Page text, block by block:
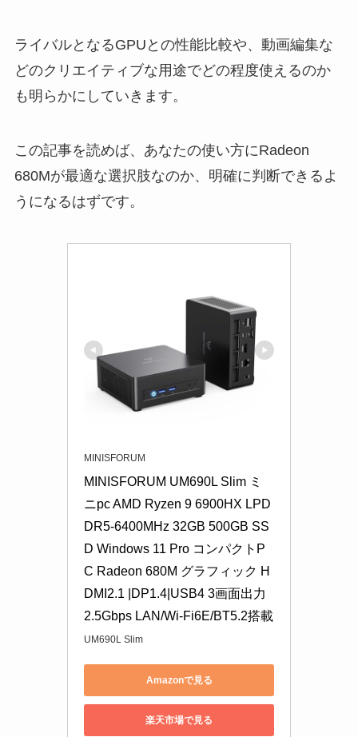
ライバルとなるGPUとの性能比較や、動画編集な
どのクリエイティブな用途でどの程度使えるのか
も明らかにしていきます。
この記事を読めば、あなたの使い方にRadeon
680Mが最適な選択肢なのか、明確に判断できるよ
うになるはずです。
MINISFORUM
MINISFORUM UM690L Slim ミ
ニpc AMD Ryzen 9 6900HX LPD
DR5-6400MHz 32GB 500GB SS
D Windows 11 Pro コンパクトP
C Radeon 680M グラフィック H
DMI2.1 |DP1.4|USB4 3画面出力
2.5Gbps LAN/Wi-Fi6E/BT5.2搭載
UM690L Slim
Amazonで見る
楽天市場で見る